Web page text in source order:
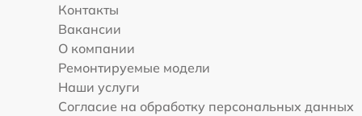
Контакты
Вакансии
О компании
Ремонтируемые модели
Наши услуги
Согласие на обработку персональных данных